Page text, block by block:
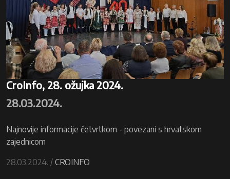
CroInfo, 28. ožujka 2024.
28.03.2024.
Najnovije informacije četvrtkom - povezani s hrvatskom
zajednicom
28.03.2024. / CROINFO